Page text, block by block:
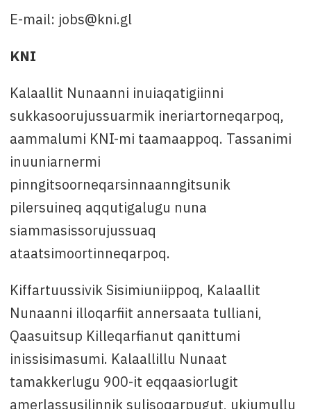
E-mail: jobs@kni.gl
KNI
Kalaallit Nunaanni inuiaqatigiinni
sukkasoorujussuarmik ineriartorneqarpoq,
aammalumi KNI-mi taamaappoq. Tassanimi
inuuniarnermi
pinngitsoorneqarsinnaanngitsunik
pilersuineq aqqutigalugu nuna
siammasissorujussuaq
ataatsimoortinneqarpoq.
Kiffartuussivik Sisimiuniippoq, Kalaallit
Nunaanni illoqarfiit annersaata tulliani,
Qaasuitsup Killeqarfianut qanittumi
inissisimasumi. Kalaallillu Nunaat
tamakkerlugu 900-it eqqaasiorlugit
amerlassusilinnik sulisoqarpugut, ukiumullu